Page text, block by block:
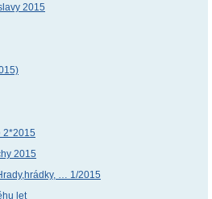
2015
2*2015
2015
… 1/2015
let